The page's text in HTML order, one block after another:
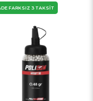
FARKSIZ 3 TAKSİT